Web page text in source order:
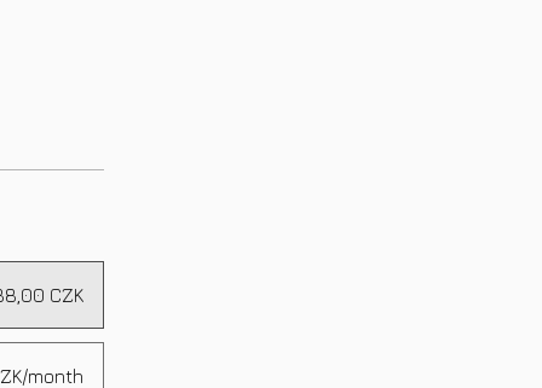
CZK
month